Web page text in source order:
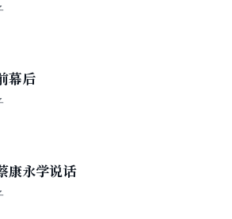
幕后
康永学说话